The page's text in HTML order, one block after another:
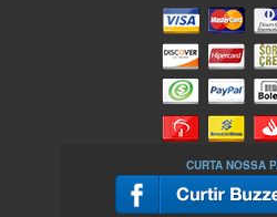
CURTA NOSSA